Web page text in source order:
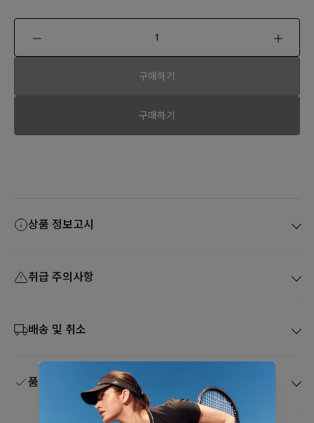
상품 정보고시
취급 주의사항
배송 및 취소
품질보증 및 A/S
구매하기
구매하기